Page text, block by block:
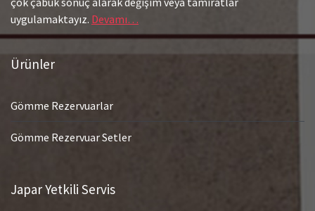
uygulamaktayız. Devamı…
Ürünler
Gömme Rezervuarlar
Gömme Rezervuar Setler
Japar Yetkili Servis